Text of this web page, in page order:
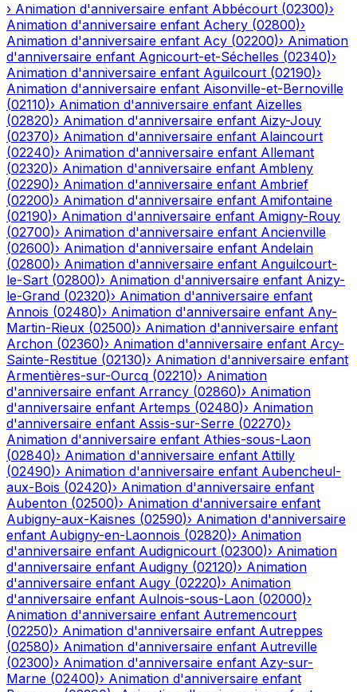
› Animation d'anniversaire enfant Abbécourt (02300)›
Animation d'anniversaire enfant Achery (02800)›
Animation d'anniversaire enfant Acy (02200)› Animation
d'anniversaire enfant Agnicourt-et-Séchelles (02340)›
Animation d'anniversaire enfant Aguilcourt (02190)›
Animation d'anniversaire enfant Aisonville-et-Bernoville
(02110)› Animation d'anniversaire enfant Aizelles
(02820)› Animation d'anniversaire enfant Aizy-Jouy
(02370)› Animation d'anniversaire enfant Alaincourt
(02240)› Animation d'anniversaire enfant Allemant
(02320)› Animation d'anniversaire enfant Ambleny
(02290)› Animation d'anniversaire enfant Ambrief
(02200)› Animation d'anniversaire enfant Amifontaine
(02190)› Animation d'anniversaire enfant Amigny-Rouy
(02700)› Animation d'anniversaire enfant Ancienville
(02600)› Animation d'anniversaire enfant Andelain
(02800)› Animation d'anniversaire enfant Anguilcourt-
le-Sart (02800)› Animation d'anniversaire enfant Anizy-
le-Grand (02320)› Animation d'anniversaire enfant
Annois (02480)› Animation d'anniversaire enfant Any-
Martin-Rieux (02500)› Animation d'anniversaire enfant
Archon (02360)› Animation d'anniversaire enfant Arcy-
Sainte-Restitue (02130)› Animation d'anniversaire enfant
Armentières-sur-Ourcq (02210)› Animation
d'anniversaire enfant Arrancy (02860)› Animation
d'anniversaire enfant Artemps (02480)› Animation
d'anniversaire enfant Assis-sur-Serre (02270)›
Animation d'anniversaire enfant Athies-sous-Laon
(02840)› Animation d'anniversaire enfant Attilly
(02490)› Animation d'anniversaire enfant Aubencheul-
aux-Bois (02420)› Animation d'anniversaire enfant
Aubenton (02500)› Animation d'anniversaire enfant
Aubigny-aux-Kaisnes (02590)› Animation d'anniversaire
enfant Aubigny-en-Laonnois (02820)› Animation
d'anniversaire enfant Audignicourt (02300)› Animation
d'anniversaire enfant Audigny (02120)› Animation
d'anniversaire enfant Augy (02220)› Animation
d'anniversaire enfant Aulnois-sous-Laon (02000)›
Animation d'anniversaire enfant Autremencourt
(02250)› Animation d'anniversaire enfant Autreppes
(02580)› Animation d'anniversaire enfant Autreville
(02300)› Animation d'anniversaire enfant Azy-sur-
Marne (02400)› Animation d'anniversaire enfant